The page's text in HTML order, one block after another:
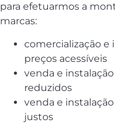
para efetuarmos a
marcas:
comercialização e
preços acessíveis
venda e
reduzidos
venda e
justos